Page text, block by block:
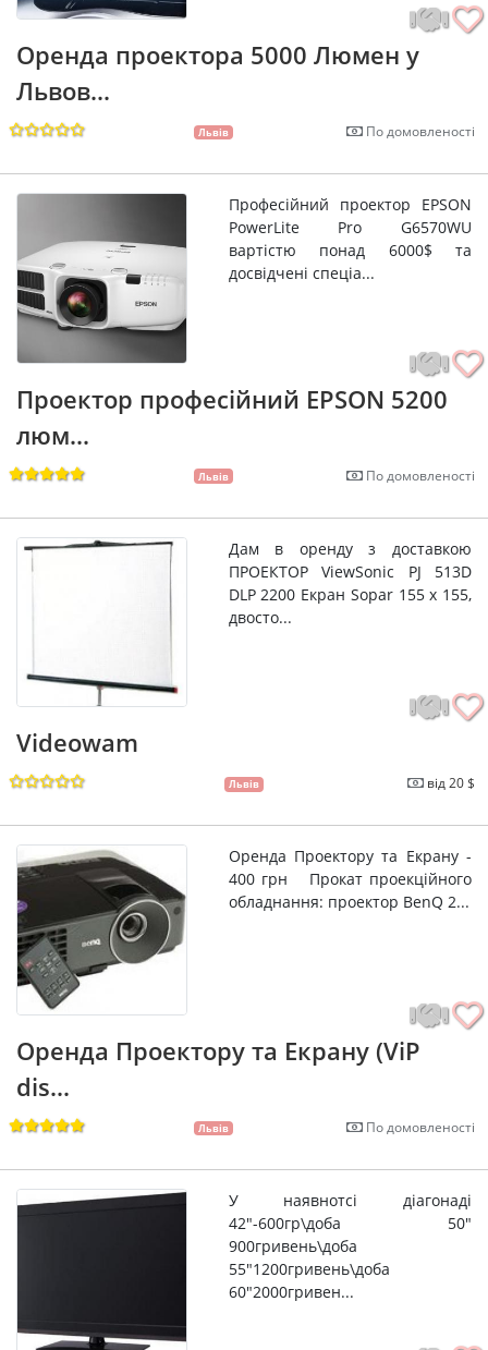
Оренда проектора 5000 Люмен у
Львов...
Львів По домовленості
Професійний проектор EPSON
PowerLite Pro G6570WU
вартістю понад 6000$ та
досвідчені спеціа...
Проектор професійний EPSON 5200
люм...
Львів По домовленості
Дам в оренду з доставкою
ПРОЕКТОР ViewSonic PJ 513D
DLP 2200 Екран Sopar 155 х 155,
двосто...
Videowam
Львів від 20 $
Оренда Проектору та Екрану -
400 грн Прокат проекційного
обладнання: проектор BenQ 2...
Оренда Проектору та Екрану (ViP
dis...
Львів По домовленості
У наявнотсі діагонаді
42"-600гр\доба 50"
900гривень\доба
55"1200гривень\доба
60"2000гривен...